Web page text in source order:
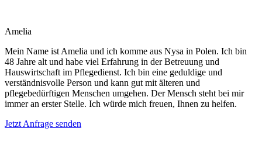
Amelia
Mein Name ist Amelia und ich komme aus Nysa in Polen. Ich bin
48 Jahre alt und habe viel Erfahrung in der Betreuung und
Hauswirtschaft im Pflegedienst. Ich bin eine geduldige und
verständnisvolle Person und kann gut mit älteren und
pflegebedürftigen Menschen umgehen. Der Mensch steht bei mir
immer an erster Stelle. Ich würde mich freuen, Ihnen zu helfen.
Jetzt Anfrage senden